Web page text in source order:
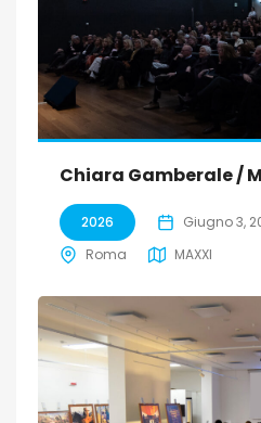
Chiara Gamberale /
2026 Giugno 3,
Roma
MAXXI